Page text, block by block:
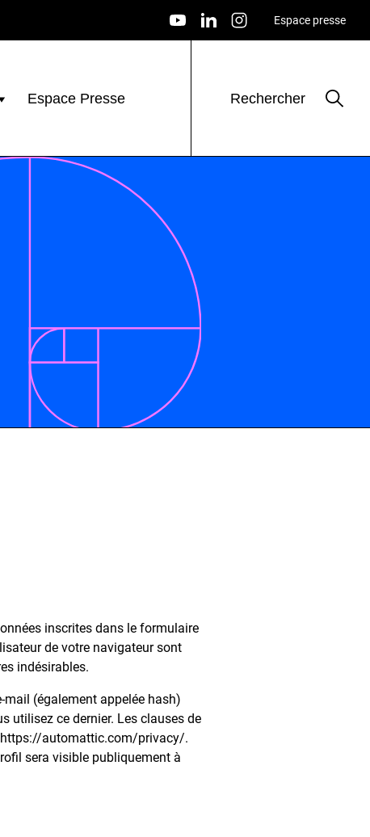
Espace presse
Espace Presse Rechercher
inscrites dans le formulaire
de votre navigateur sont
indésirables.
mail (également appelée hash)
utilisez ce dernier. Les clauses de
automattic.com/privacy/.
sera visible publiquement à